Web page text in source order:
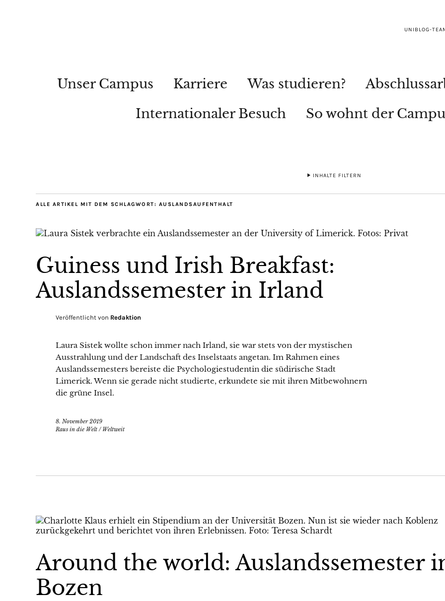
UNIBLOG-
Unser Campus Karriere Was studieren?
Internationaler Besuch
So wohnt der
INHALTE FILTERN
ALLE ARTIKEL MIT DEM SCHLAGWORT: AUSLANDSAUFENTHALT
Guiness und Irish Breakfast:
Auslandssemester in Irland
Veröffentlicht von Redaktion
Laura Sistek wollte schon immer nach Irland, sie war stets von der mystischen
Ausstrahlung und der Landschaft des Inselstaats angetan. Im Rahmen eines
Auslandssemesters bereiste die Psychologiestudentin die südirische Stadt
Limerick. Wenn sie gerade nicht studierte, erkundete sie mit ihren Mitbewohnern
die grüne Insel.
8. November 2019
Raus in die Welt / Weltweit
Around the world: Auslandssemester
Bozen